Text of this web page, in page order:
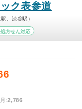
ク表参道
、渋谷駅）
処方せん対応
:2,786